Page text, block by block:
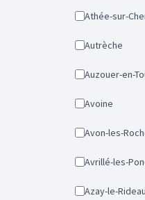
Athée-sur-
Autrèche
Auzouer-en-
Avoine
Avon-les-
Avrillé-les-
Azay-le-Rideau